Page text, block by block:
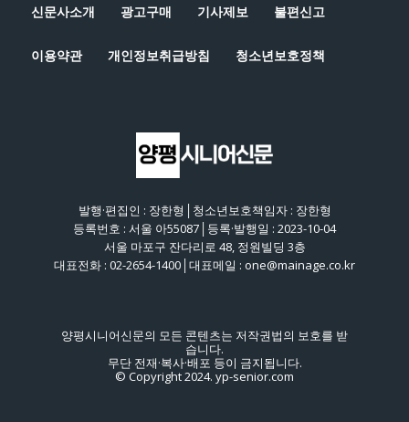
신문사소개 광고구매 기사제보 불편신고
이용약관 개인정보취급방침 청소년보호정책
발행·편집인 : 장한형│청소년보호책임자 : 장한형
등록번호 : 서울 아55087│등록·발행일 : 2023-10-04
서울 마포구 잔다리로 48, 정원빌딩 3층
대표전화 : 02-2654-1400│대표메일 : one@mainage.co.kr
양평시니어신문의 모든 콘텐츠는 저작권법의 보호를 받
습니다.
무단 전재·복사·배포 등이 금지됩니다.
© Copyright 2024. yp-senior.com